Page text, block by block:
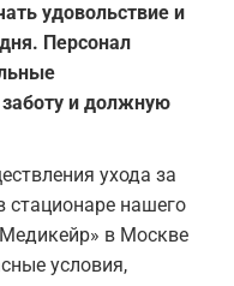
удовольствие и
Персонал
и должную
ухода за
нашего
в Москве
условия,